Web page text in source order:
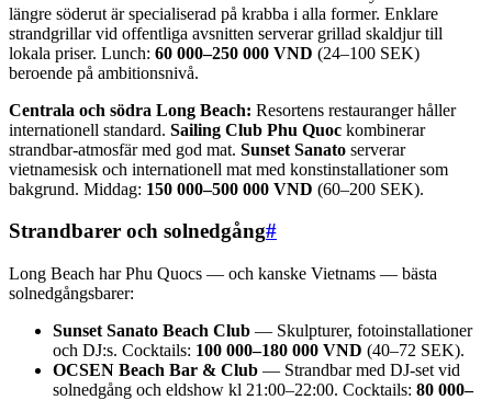
längre söderut är specialiserad på krabba i alla former. Enklare
strandgrillar vid offentliga avsnitten serverar grillad skaldjur till
lokala priser. Lunch: 60 000–250 000 VND (24–100 SEK)
beroende på ambitionsnivå.
Centrala och södra Long Beach: Resortens restauranger håller
internationell standard. Sailing Club Phu Quoc kombinerar
strandbar-atmosfär med god mat. Sunset Sanato serverar
vietnamesisk och internationell mat med konstinstallationer som
bakgrund. Middag: 150 000–500 000 VND (60–200 SEK).
Strandbarer och solnedgång#
Long Beach har Phu Quocs — och kanske Vietnams — bästa
solnedgångsbarer:
Sunset Sanato Beach Club — Skulpturer, fotoinstallationer
och DJ:s. Cocktails: 100 000–180 000 VND (40–72 SEK).
OCSEN Beach Bar & Club — Strandbar med DJ-set vid
solnedgång och eldshow kl 21:00–22:00. Cocktails: 80 000–